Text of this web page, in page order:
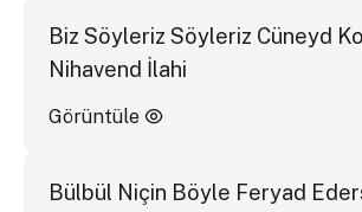
Biz Söyleriz Söyleriz Cüneyd
Nihavend İlahi
Görüntüle
Bülbül Niçin Böyle Feryad